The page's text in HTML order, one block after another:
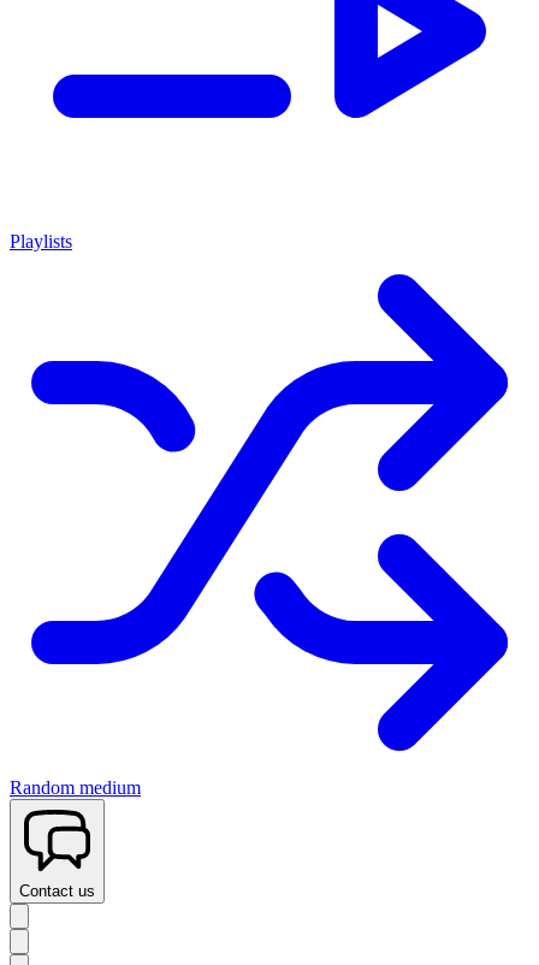
Playlists
Random medium
Contact us